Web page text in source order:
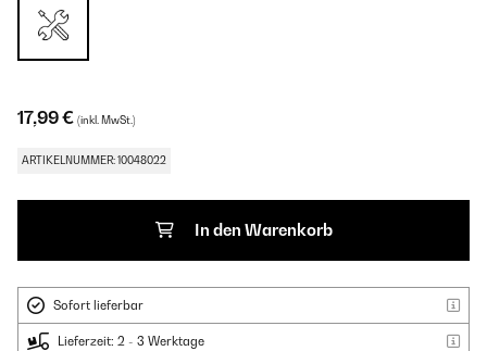
17,99 € (inkl. MwSt.)
ARTIKELNUMMER: 10048022
In den Warenkorb
Sofort lieferbar
Lieferzeit: 2 - 3 Werktage